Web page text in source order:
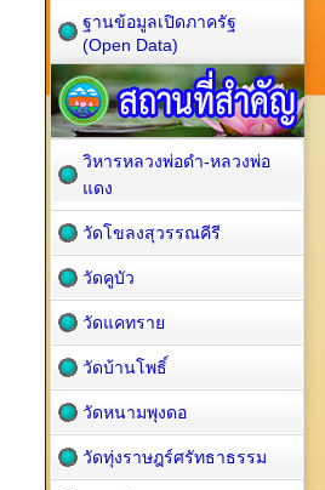
ฐานข้อมูลเปิดภาครัฐ
(Open Data)
วิหารหลวงพ่อดำ-หลวงพ่อ
แดง
วัดโขลงสุวรรณคีรี
วัดคูบัว
วัดแคทราย
วัดบ้านโพธิ์
วัดหนามพุงดอ
วัดทุ่งราษฎร์ศรัทธาธรรม